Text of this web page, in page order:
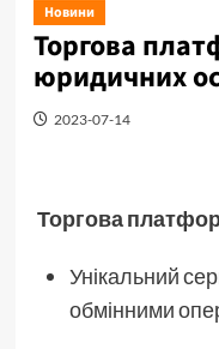
Новини
Торгова
юридичних
2023-07-14
Торгова
Унікальний
обмінними